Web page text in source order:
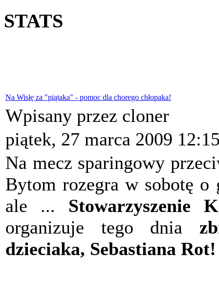
STATS
Na Wisłę za "piątaka" - pomoc dla chorego chłopaka!
Wpisany przez cloner
piątek, 27 marca 2009
Na mecz sparingowy
Bytom rozegra w sobotę o
ale ... Stowarzyszenie
organizuje tego dnia
dzieciaka, Sebastiana Rot!